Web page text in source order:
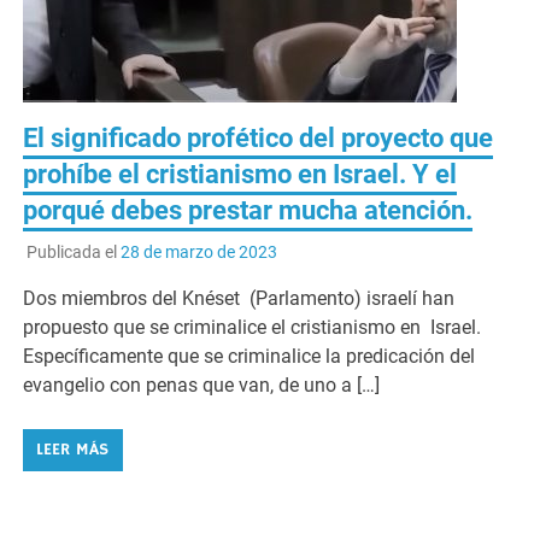
El significado profético del proyecto que
prohíbe el cristianismo en Israel. Y el
porqué debes prestar mucha atención.
Publicada el 28 de marzo de 2023
Dos miembros del Knéset​ (Parlamento) israelí han
propuesto que se criminalice el cristianismo en Israel.
Específicamente que se criminalice la predicación del
evangelio con penas que van, de uno a […]
LEER MÁS